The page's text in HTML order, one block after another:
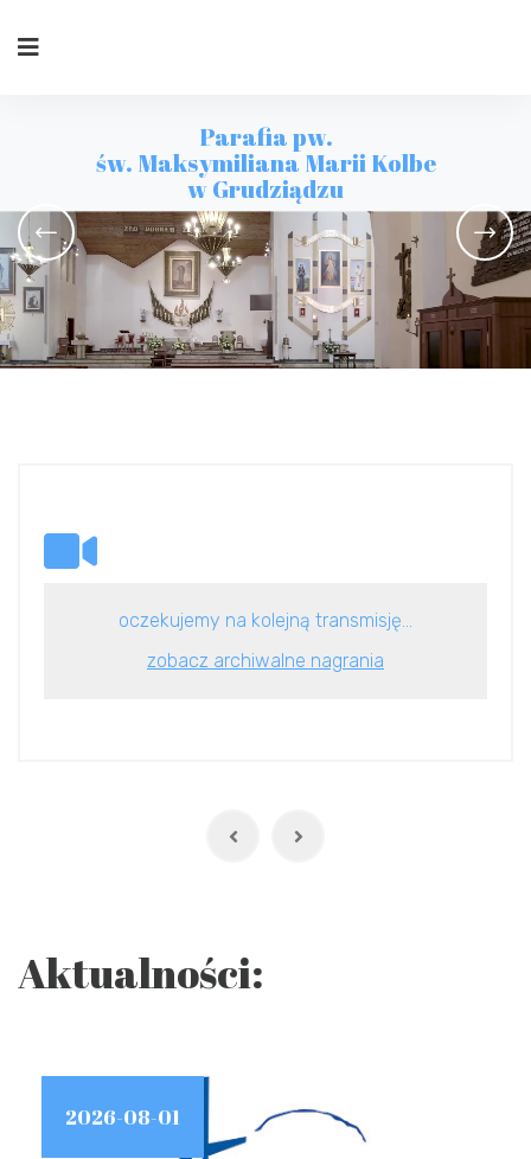
Parafia pw.
św. Maksymiliana Marii Kolbe
w Grudziądzu
oczekujemy na kolejną transmisję...
zobacz archiwalne nagrania
Aktualności:
2026-08-01